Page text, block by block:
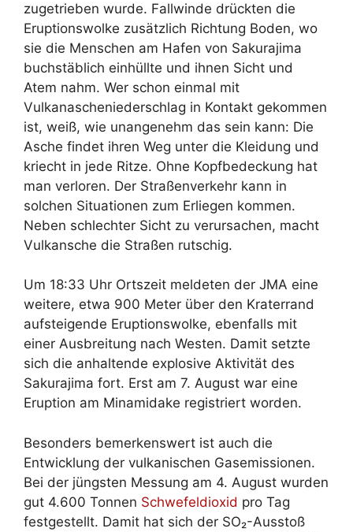
zugetrieben wurde. Fallwinde drückten die
Eruptionswolke zusätzlich Richtung Boden, wo
sie die Menschen am Hafen von Sakurajima
buchstäblich einhüllte und ihnen Sicht und
Atem nahm. Wer schon einmal mit
Vulkanascheniederschlag in Kontakt gekommen
ist, weiß, wie unangenehm das sein kann: Die
Asche findet ihren Weg unter die Kleidung und
kriecht in jede Ritze. Ohne Kopfbedeckung hat
man verloren. Der Straßenverkehr kann in
solchen Situationen zum Erliegen kommen.
Neben schlechter Sicht zu verursachen, macht
Vulkansche die Straßen rutschig.
Um 18:33 Uhr Ortszeit meldeten der JMA eine
weitere, etwa 900 Meter über den Kraterrand
aufsteigende Eruptionswolke, ebenfalls mit
einer Ausbreitung nach Westen. Damit setzte
sich die anhaltende explosive Aktivität des
Sakurajima fort. Erst am 7. August war eine
Eruption am Minamidake registriert worden.
Besonders bemerkenswert ist auch die
Entwicklung der vulkanischen Gasemissionen.
Bei der jüngsten Messung am 4. August wurden
gut 4.600 Tonnen Schwefeldioxid pro Tag
festgestellt. Damit hat sich der SO₂-Ausstoß